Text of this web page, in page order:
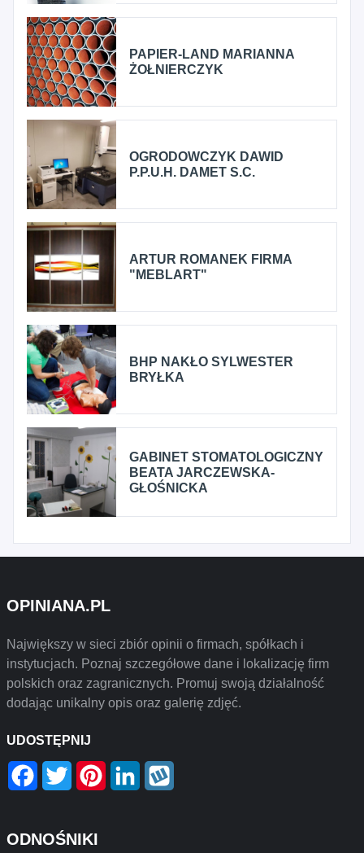
PAPIER-LAND MARIANNA
ŻOŁNIERCZYK
OGRODOWCZYK DAWID
P.P.U.H. DAMET S.C.
ARTUR ROMANEK FIRMA
"MEBLART"
BHP NAKŁO SYLWESTER
BRYŁKA
GABINET STOMATOLOGICZNY
BEATA JARCZEWSKA-
GŁOŚNICKA
OPINIANA.PL
Największy w sieci zbiór opinii o firmach, spółkach i
instytucjach. Poznaj szczegółowe dane i lokalizację firm
polskich oraz zagranicznych. Promuj swoją działalność
dodając unikalny opis oraz galerię zdjęć.
UDOSTĘPNIJ
Facebook
Twitter PinterestLinkedIn
ODNOŚNIKI